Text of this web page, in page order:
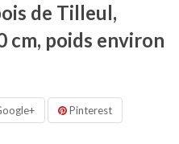
de Tilleul,
cm, poids environ
Pinterest